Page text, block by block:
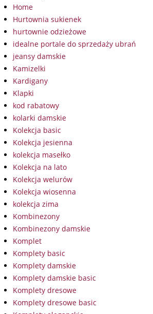
Home
Hurtownia sukienek
hurtownie odzieżowe
idealne portale do sprzedaży ubrań
jeansy damskie
Kamizelki
Kardigany
Klapki
kod rabatowy
kolarki damskie
Kolekcja basic
Kolekcja jesienna
kolekcja masełko
Kolekcja na lato
Kolekcja welurów
Kolekcja wiosenna
kolekcja zima
Kombinezony
Kombinezony damskie
Komplet
Komplety basic
Komplety damskie
Komplety damskie basic
Komplety dresowe
Komplety dresowe basic